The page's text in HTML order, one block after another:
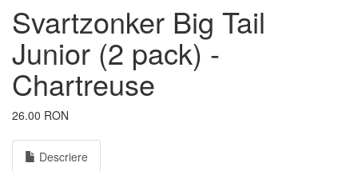
Svartzonker Big Tail
Junior (2 pack) -
Chartreuse
26.00 RON
Descriere